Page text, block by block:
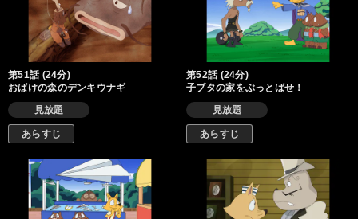
第51話 (24分)
おばけの森のデンキウナギ
見放題
あらすじ
第52話 (24分)
子ブタの家をぶっとばせ！
見放題
あらすじ